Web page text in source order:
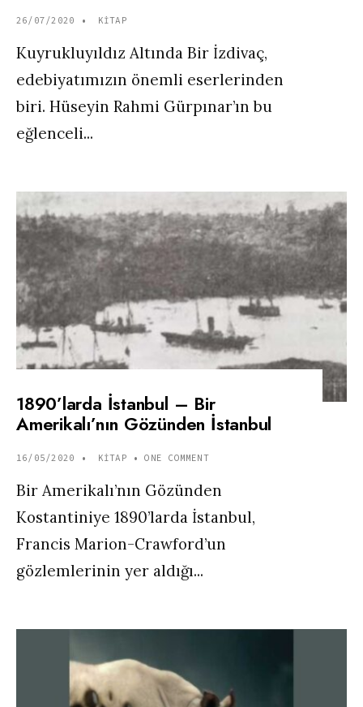
26/07/2020 • KITAP
Kuyrukluyıldız Altında Bir İzdivaç,
edebiyatımızın önemli eserlerinden
biri. Hüseyin Rahmi Gürpınar’ın bu
eğlenceli...
1890’larda İstanbul – Bir
Amerikalı’nın Gözünden İstanbul
16/05/2020 • KITAP • ONE COMMENT
Bir Amerikalı’nın Gözünden
Kostantiniye 1890’larda İstanbul,
Francis Marion-Crawford’un
gözlemlerinin yer aldığı...